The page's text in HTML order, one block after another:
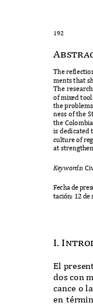
192
The
ments that
The
ofmixed
the
ness oftheS
the C
is dedicated
culture of
at
Keywords: C
Fecha de
tación: 12 de
I.
El
dos con
cance o
en